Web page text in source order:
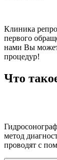
Клиника
первого
нами Вы
процедур!
Что
метод
проводят с